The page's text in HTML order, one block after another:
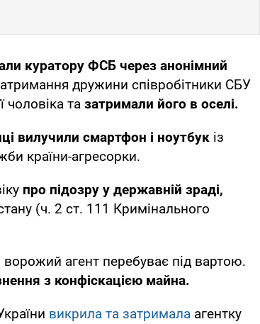
куратору ФСБ через анонімний
дружини співробітники СБУ
чоловіка та затримали його в оселі.
вилучили смартфон і ноутбук із
країни-агресорки.
про підозру у державній зраді,
(ч. 2 ст. 111 Кримінального
ворожий агент перебуває під вартою.
з конфіскацією майна.
викрила та затримала агентку